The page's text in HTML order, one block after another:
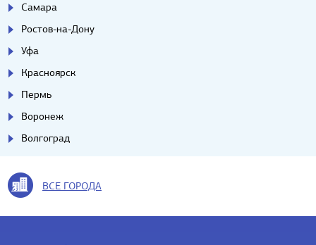
Самара
Ростов-на-Дону
Уфа
Красноярск
Пермь
Воронеж
Волгоград
ВСЕ ГОРОДА